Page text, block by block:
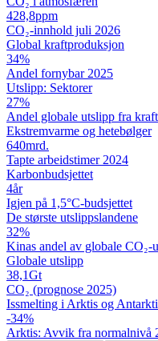
428,8ppm
CO₂-innhold juli 2026
Global kraftproduksjon
34%
Andel fornybar 2025
Utslipp: Sektorer
27%
Andel globale utslipp fra kraft
Ekstremvarme og hetebølger
640mrd.
Tapte arbeidstimer 2024
Karbon­budsjettet
4år
Igjen på 1,5°C-budsjettet
De største utslipps­landene
32%
Kinas andel av globale CO₂-
Globale utslipp
38,1Gt
CO₂ (prognose 2025)
Issmelting i Arktis og
-34%
Arktis: Avvik fra normalnivå